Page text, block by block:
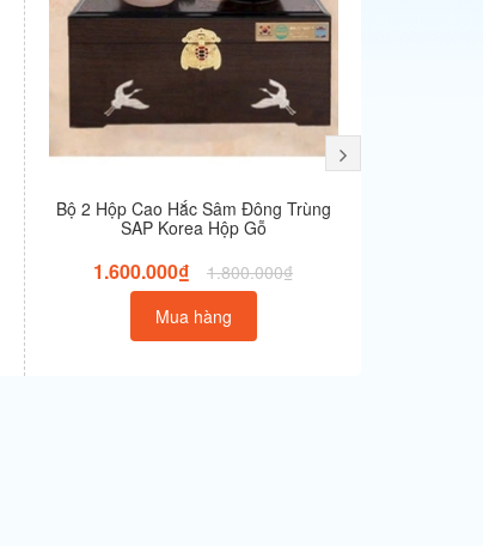
Bộ 2 Hộp Cao Hắc Sâm Đông Trùng
SAP Korea Hộp Gỗ
1.600.000₫
1.800.000₫
Mua hàng